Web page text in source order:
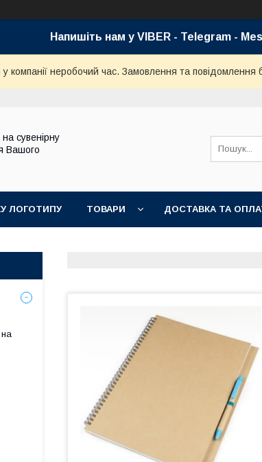
Напишіть нам у VIBER - Telegram -
у компанії неробочий час. Замовлення та
сувенірну
Вашого
ЛОГОТИПУ ТОВАРИ ДОСТАВКА ТА
на